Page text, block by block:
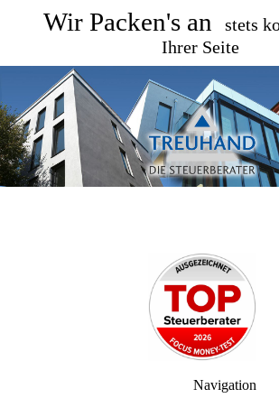
Wir Packen's an
stets
Ihrer Seite
Navigation